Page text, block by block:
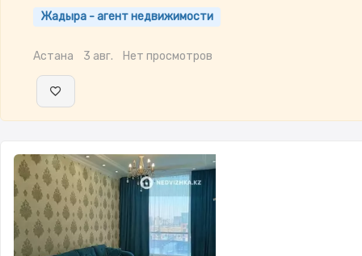
двор,Кондиционер
Жадыра - агент недвижимости
Астана 3 авг. Нет просмотров